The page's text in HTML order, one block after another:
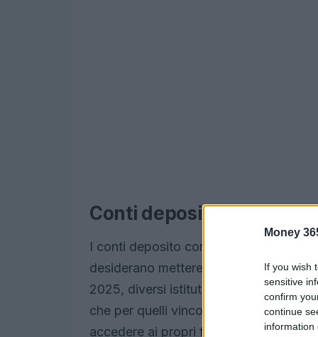
Money
If you wish
sensitive
confirm
continue
information
Conti deposito:
I conti deposito continuano a
desiderano mettere al sicuro i propri
2025, diversi istituti bancari offrono
che per quelli vincolati. Ma cosa
accedere ai propri fondi quando si